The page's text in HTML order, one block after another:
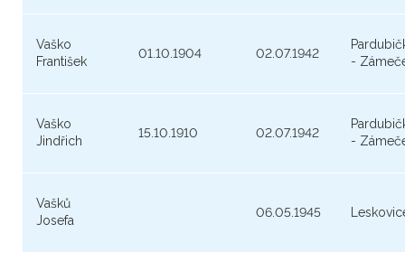
Vaško
František
01.10.1904 02.07.1942
-
Vaško
Jindřich
15.10.1910 02.07.1942
-
Vašků
Josefa
06.05.1945